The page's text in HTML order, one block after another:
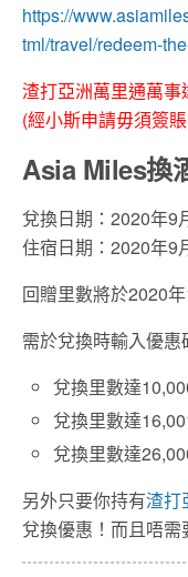
https://
tml/travel/redeem-
渣打亞洲萬里通萬事
(經小斯申請毋須簽
Asia Miles換
兌換日期：2020年9
住宿日期：2020年9
回贈里數將於2020
需於兌換時輸入優惠
兌換里數達
兌換里數達
兌換里數達
另外只要你持有渣打
兌換優惠！而且唔需